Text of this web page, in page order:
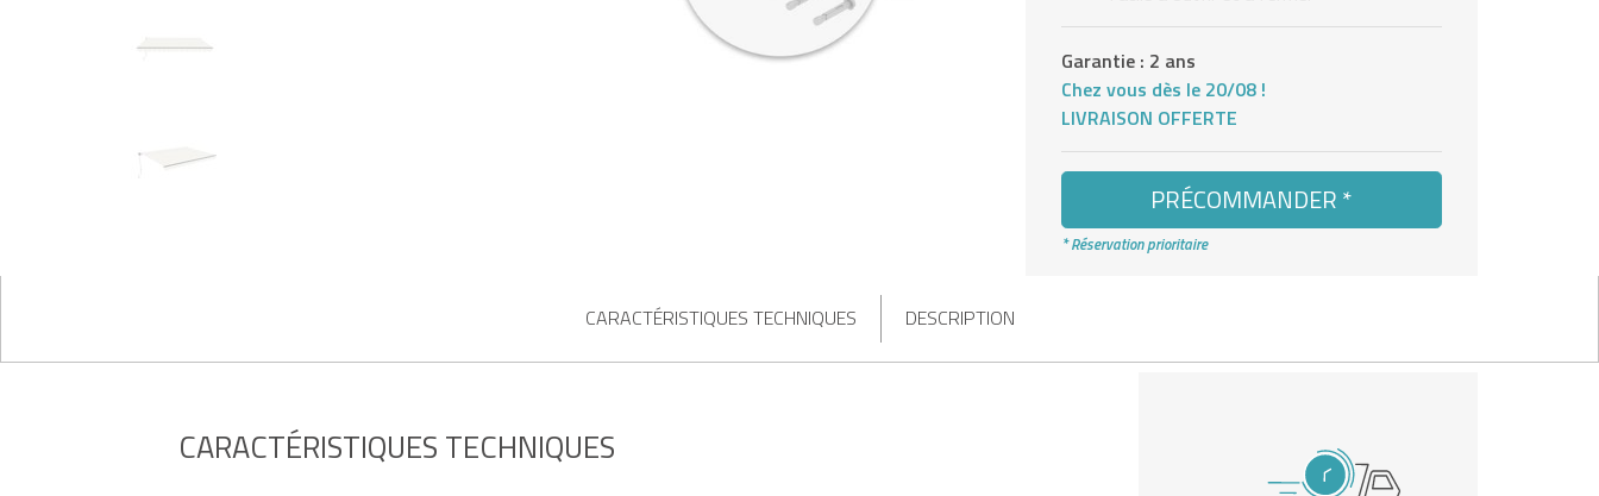
Garantie : 2 ans
Chez vous dès le 20/08 !
LIVRAISON OFFERTE
PRÉCOMMANDER *
* Réservation prioritaire
CARACTÉRISTIQUES TECHNIQUES DESCRIPTION
CARACTÉRISTIQUES TECHNIQUES